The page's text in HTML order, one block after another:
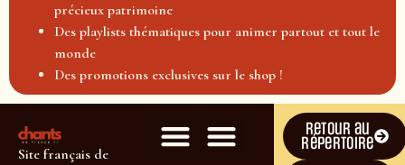
précieux patrimoine
Des playlists thématiques pour animer partout et tout le
monde
Des promotions exclusives sur le shop !
Site français de
Retour au
répertoire